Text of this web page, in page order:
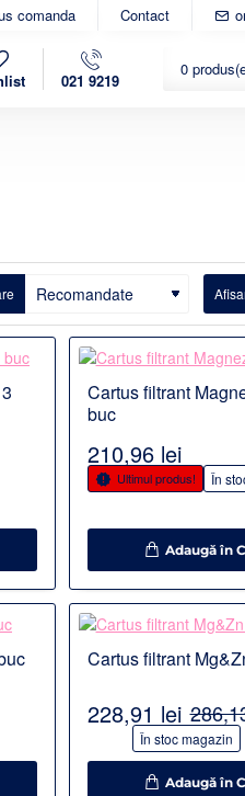
comanda Contact
021 9219
0
Detalii
Cartus filtrant
buc
Ultimul produs! În
210,96 lei
Adaugă în
Detalii
Cartus filtrant
În stoc magazin
228,91 lei
Adaugă în